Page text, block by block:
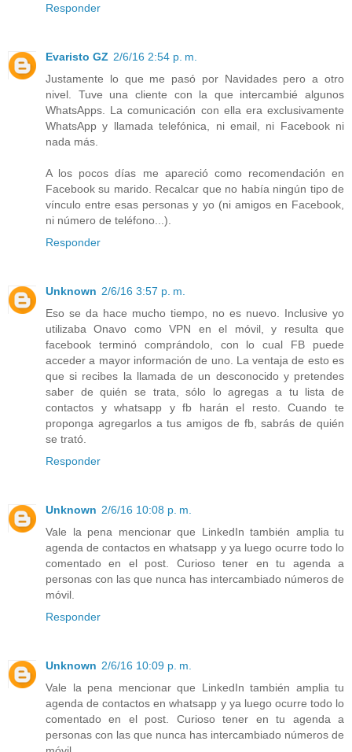
Responder
Evaristo GZ 2/6/16 2:54 p. m.
Justamente lo que me pasó por Navidades pero a otro
nivel. Tuve una cliente con la que intercambié algunos
WhatsApps. La comunicación con ella era exclusivamente
WhatsApp y llamada telefónica, ni email, ni Facebook ni
nada más.
A los pocos días me apareció como recomendación en
Facebook su marido. Recalcar que no había ningún tipo de
vínculo entre esas personas y yo (ni amigos en Facebook,
ni número de teléfono...).
Responder
Unknown 2/6/16 3:57 p. m.
Eso se da hace mucho tiempo, no es nuevo. Inclusive yo
utilizaba Onavo como VPN en el móvil, y resulta que
facebook terminó comprándolo, con lo cual FB puede
acceder a mayor información de uno. La ventaja de esto es
que si recibes la llamada de un desconocido y pretendes
saber de quién se trata, sólo lo agregas a tu lista de
contactos y whatsapp y fb harán el resto. Cuando te
proponga agregarlos a tus amigos de fb, sabrás de quién
se trató.
Responder
Unknown 2/6/16 10:08 p. m.
Vale la pena mencionar que LinkedIn también amplia tu
agenda de contactos en whatsapp y ya luego ocurre todo lo
comentado en el post. Curioso tener en tu agenda a
personas con las que nunca has intercambiado números de
móvil.
Responder
Unknown 2/6/16 10:09 p. m.
Vale la pena mencionar que LinkedIn también amplia tu
agenda de contactos en whatsapp y ya luego ocurre todo lo
comentado en el post. Curioso tener en tu agenda a
personas con las que nunca has intercambiado números de